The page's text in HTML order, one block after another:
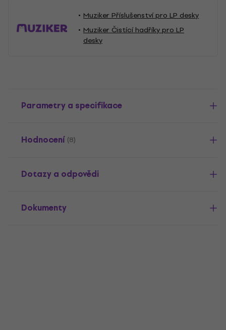
Muziker Příslušenství pro LP desky
Muziker Čistící hadříky pro LP
desky
Parametry a specifikace
Hodnocení (8)
Dotazy a odpovědi
Dokumenty